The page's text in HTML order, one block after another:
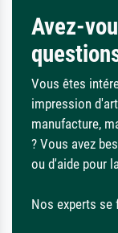
Avez-
Vous êtes
impression
manufacture,
? Vous avez
ou d'aide pour
Nos experts se